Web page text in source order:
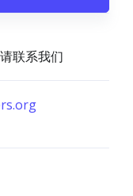
联系我们